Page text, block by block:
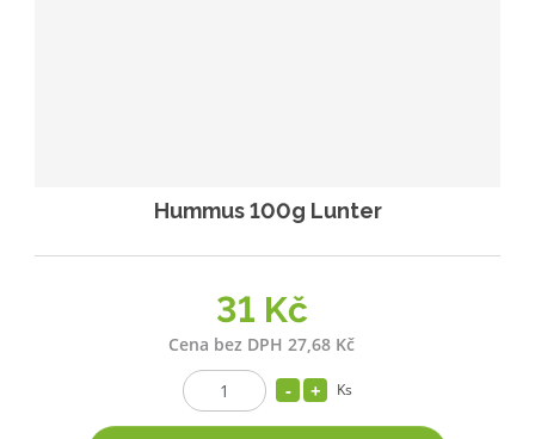
Hummus 100g Lunter
31 Kč
Cena bez DPH 27,68 Kč
Ks